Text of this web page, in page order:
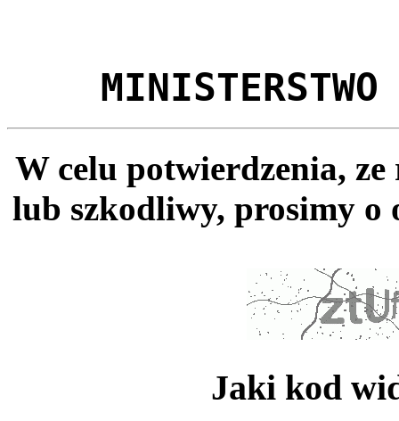
MINISTERSTWO
W celu potwierdzenia,
lub szkodliwy, prosimy o
Jaki kod